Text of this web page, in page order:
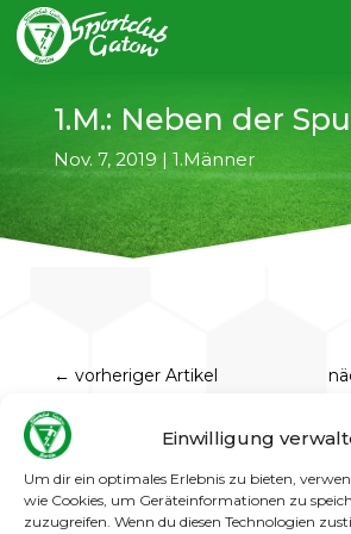
Einwilligung
Um dir ein optimales Erlebnis zu bieten,
wie Cookies, um Geräteinformationen zu
zuzugreifen. Wenn du diesen Technologien
1.M.: Neben der
Nov. 7, 2019 | 1.Männer
← vorheriger Artikel
Am letzten Sonntag im Spiel
06 konnte wir uns noch über
Leistung unseres Teams
Stern Marienfelde
Gatower total neben der
regelrecht vorgeführt. 8:2